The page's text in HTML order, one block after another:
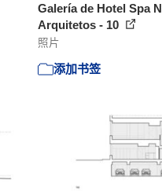
Galería de Hotel Spa
Arquitetos - 10
照片
添加书签